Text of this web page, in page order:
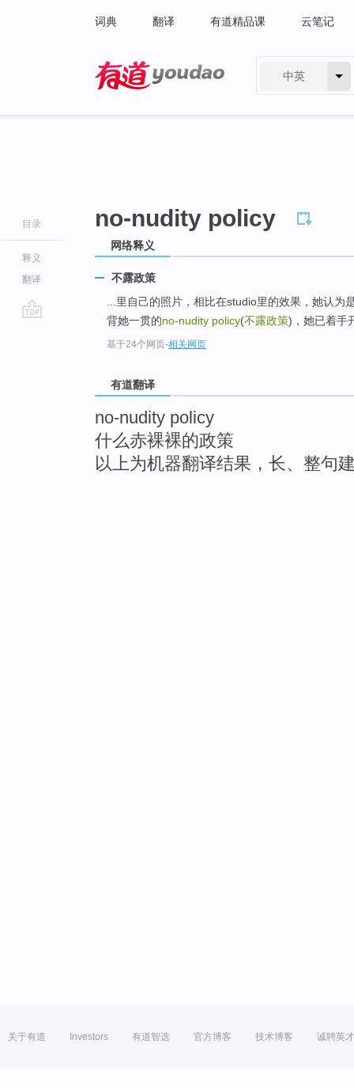
词典 翻译 有道精品课 云笔记
中英
目录
释义
翻译
no-nudity policy
网络释义
不露政策
...里自己的照片，相比在studio里的效果，她认
背她一贯的no-nudity policy(不露政策)，她已着手
基于24个网页-相关网页
有道翻译
no-nudity policy
什么赤裸裸的政策
以上为机器翻译结果，长、整句
关于有道 Investors 有道智选 官方博客 技术博客 诚聘英才